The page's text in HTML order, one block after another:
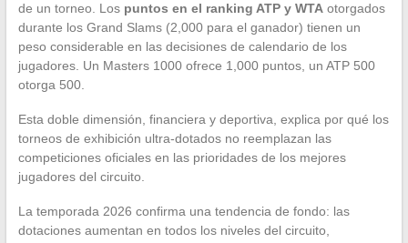
de un torneo. Los puntos en el ranking ATP y WTAotorgados
durante los Grand Slams (2,000 para el ganador) tienen un
peso considerable en las decisiones de calendario de los
jugadores. Un Masters 1000 ofrece 1,000 puntos, un ATP 500
otorga 500.
Esta doble dimensión, financiera y deportiva, explica por qué los
torneos de exhibición ultra-dotados no reemplazan las
competiciones oficiales en las prioridades de los mejores
jugadores del circuito.
La temporada 2026 confirma una tendencia de fondo: las
dotaciones aumentan en todos los niveles del circuito,